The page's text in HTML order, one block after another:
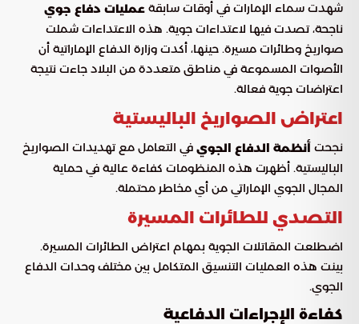
شهدت سماء الإمارات في أوقات سابقة عمليات دفاع جوي
ناجحة، تصدت فيها لاعتداءات جوية. هذه الاعتداءات شملت
صواريخ وطائرات مسيرة. حينها، أكدت وزارة الدفاع الإماراتية أن
الأصوات المسموعة في مناطق متعددة من البلاد جاءت نتيجة
اعتراضات جوية فعالة.
اعتراض الصواريخ الباليستية
نجحت أنظمة الدفاع الجوي في التعامل مع تهديدات الصواريخ
الباليستية. أظهرت هذه المنظومات كفاءة عالية في حماية
المجال الجوي الإماراتي من أي مخاطر محتملة.
التصدي للطائرات المسيرة
اضطلعت المقاتلات الجوية بمهام اعتراض الطائرات المسيرة.
بينت هذه العمليات التنسيق المتكامل بين مختلف وحدات الدفاع
الجوي.
كفاءة الإجراءات الدفاعية